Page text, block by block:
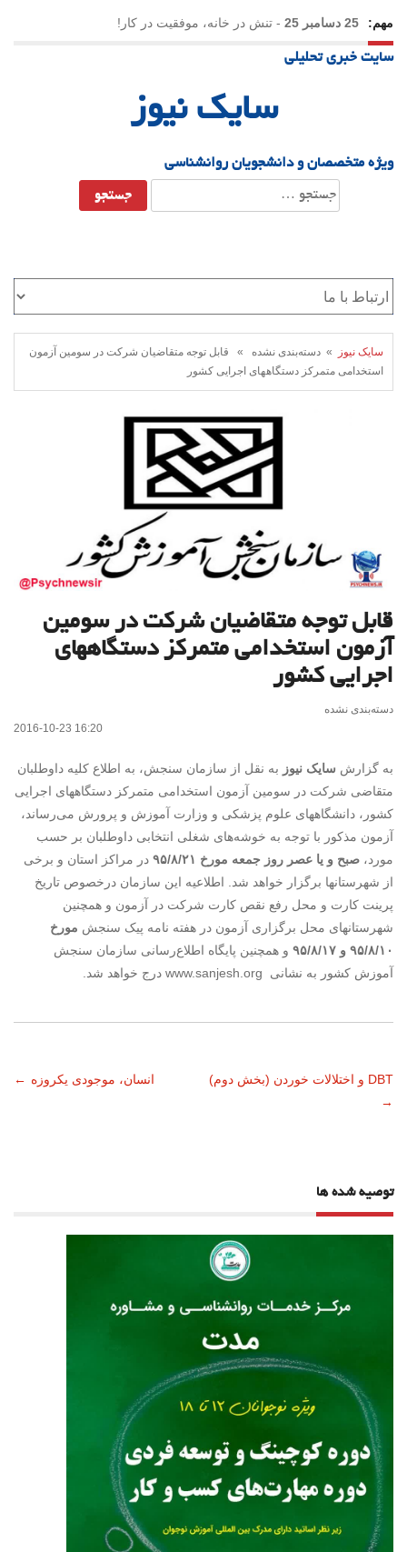
مهم: 25 دسامبر 25 - تنش در خانه، موفقیت در کار!
23 دسامبر 25
-یلدا؛ نماد تاب‌آوری اجتماعی در روزگار دشوار
سایت خبری تحلیلی
سایک نیوز
ویژه متخصصان و دانشجویان روانشناسی
جستجو
برای:
سایک نیوز
» دسته‌بندی نشده » قابل توجه متقاضیان شرکت در سومین آزمون
استخدامی متمرکز دستگاههای اجرایی کشور
قابل توجه متقاضیان شرکت در سومین
آزمون استخدامی متمرکز دستگاههای
اجرایی کشور
دسته‌بندی نشده
2016-10-23 16:20
به گزارش سایک نیوز به نقل از سازمان سنجش، به اطلاع کلیه داوطلبان
متقاضی شرکت در سومین آزمون استخدامی متمرکز دستگاههای اجرایی
کشور، دانشگاههای علوم پزشکی و وزارت آموزش و پرورش می‌رساند،
آزمون مذکور با توجه به خوشه‌های شغلی انتخابی داوطلبان بر حسب
مورد، صبح و یا عصر روز جمعه مورخ ۹۵/۸/۲۱
در مراکز استان و برخی
از شهرستانها برگزار خواهد شد. اطلاعیه این سازمان درخصوص تاریخ
پرینت کارت و محل رفع نقص کارت شرکت در آزمون و همچنین
شهرستانهای محل برگزاری آزمون در هفته نامه پیک سنجش مورخ
۹۵/۸/۱۰ و ۹۵/۸/۱۷
و همچنین پایگاه اطلاع‌رسانی سازمان سنجش
آموزش کشور به نشانی www.sanjesh.org درج خواهد شد.
ناوبری
← انسان، موجودی یکروزه
DBT و اختلالات خوردن (بخش دوم)
→
توصیه شده ها